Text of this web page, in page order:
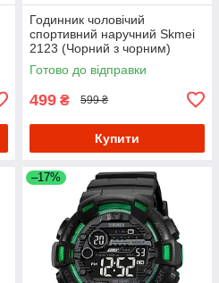
Годинник чоловічий
спортивний наручний Skmei
2123 (Чорний з чорним)
Готово до відправки
499 ₴ 599 ₴
Купити
–17%